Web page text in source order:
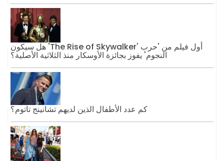
هل سيكون 'The Rise of Skywalker' أول فيلم من 'حرب
النجوم' يفوز بجائزة الأوسكار منذ الثلاثية الأصلية؟
كم عدد الأطفال الذين لديهم تشانينج تاتوم؟